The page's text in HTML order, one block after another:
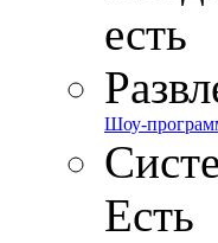
есть
Шоу-
Есть